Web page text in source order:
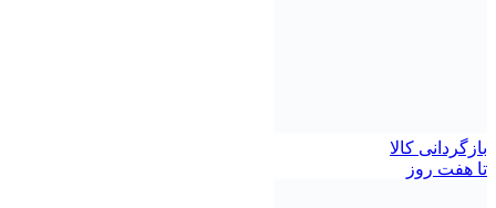
بازگردانی کالا
تا هفت روز